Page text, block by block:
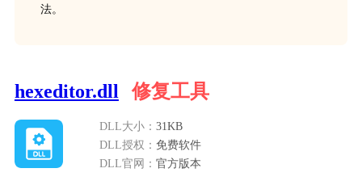
法。
hexeditor.dll 修复工具
DLL大小： 31KB
DLL授权： 免费软件
DLL官网： 官方版本